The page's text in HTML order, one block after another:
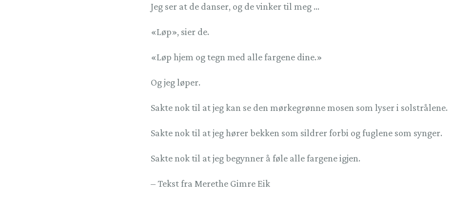
Jeg ser at de danser, og de vinker til meg ...
«Løp», sier de.
«Løp hjem og tegn med alle fargene dine.»
Og jeg løper.
Sakte nok til at jeg kan se den mørkegrønne mosen som lyser i solstrålene.
Sakte nok til at jeg hører bekken som sildrer forbi og fuglene som synger.
Sakte nok til at jeg begynner å føle alle fargene igjen.
– Tekst fra Merethe Gimre Eik